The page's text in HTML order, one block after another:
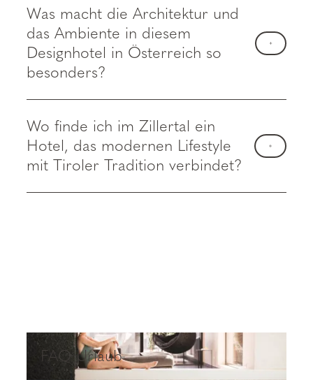
Was macht die Architektur und
das Ambiente in diesem
Designhotel in Österreich so
besonders?
Wo finde ich im Zillertal ein
Hotel, das modernen Lifestyle
mit Tiroler Tradition verbindet?
FAQ Urlaub
FAQ Urlaub